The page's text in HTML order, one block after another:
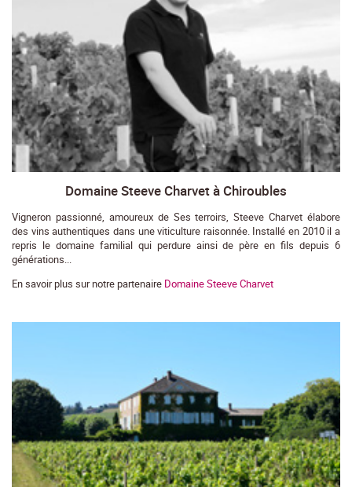
Domaine Steeve Charvet à Chiroubles
Vigneron passionné, amoureux de Ses terroirs, Steeve Charvet élabore
des vins authentiques dans une viticulture raisonnée. Installé en 2010 il a
repris le domaine familial qui perdure ainsi de père en fils depuis 6
générations...
En savoir plus sur notre partenaire Domaine Steeve Charvet